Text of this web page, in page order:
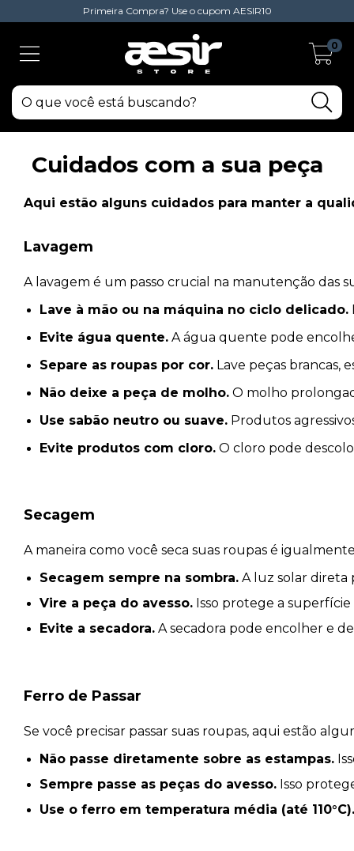
Primeira Compra? Use o cupom AESIR10
0
Cuidados com a sua peça
Aqui estão alguns cuidados para manter a
Lavagem
A lavagem é um passo crucial na manutenção das
Lave à mão ou na máquina no ciclo delicado.
Evite água quente. A água quente pode
Separe as roupas por cor. Lave peças brancas,
Não deixe a peça de molho. O molho
Use sabão neutro ou suave. Produtos
Evite produtos com cloro. O cloro pode
Secagem
A maneira como você seca suas roupas é
Secagem sempre na sombra. A luz solar direta
Vire a peça do avesso. Isso protege a
Evite a secadora. A secadora pode encolher e
Ferro de Passar
Se você precisar passar suas roupas, aqui estão
Não passe diretamente sobre as estampas.
Sempre passe as peças do avesso. Isso
Use o ferro em temperatura média (até 110°C).